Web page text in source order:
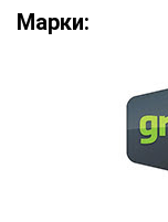
Марки: